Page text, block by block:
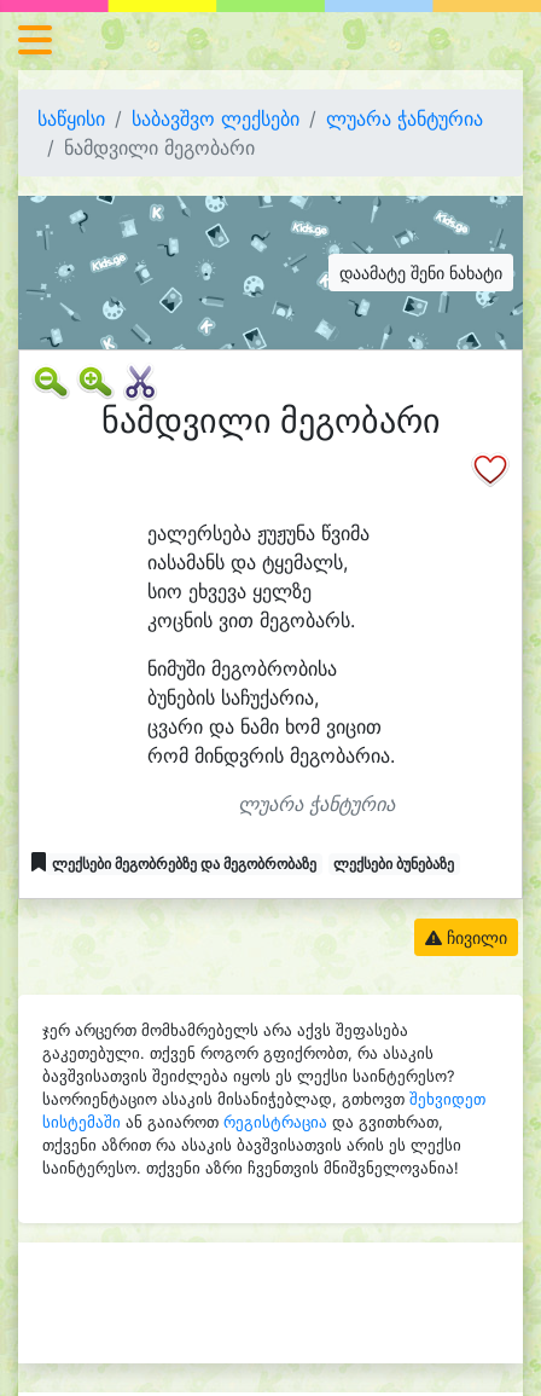
საწყისი საბავშვო ლექსები
ლუარა ჭანტურია
ნამდვილი მეგობარი
დაამატე შენი ნახატი
ნამდვილი მეგობარი
ეალერსება ჟუჟუნა წვიმა
იასამანს და ტყემალს,
სიო ეხვევა ყელზე
კოცნის ვით მეგობარს.
ნიმუში მეგობრობისა
ბუნების საჩუქარია,
ცვარი და ნამი ხომ ვიცით
რომ მინდვრის მეგობარია.
ლუარა ჭანტურია
ლექსები მეგობრებზე და მეგობრობაზე ლექსები ბუნებაზე
ჩივილი
ჯერ არცერთ მომხამრებელს არა აქვს შეფასება
გაკეთებული. თქვენ როგორ გფიქრობთ, რა ასაკის
ბავშვისათვის შეიძლება იყოს ეს ლექსი საინტერესო?
საორიენტაციო ასაკის მისანიჭებლად, გთხოვთ შეხვიდეთ
სისტემაში ან გაიაროთ რეგისტრაცია და გვითხრათ,
თქვენი აზრით რა ასაკის ბავშვისათვის არის ეს ლექსი
საინტერესო. თქვენი აზრი ჩვენთვის მნიშვნელოვანია!